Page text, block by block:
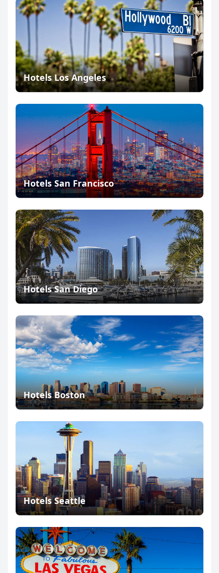
Hotels Los Angeles
Hotels San Francisco
Hotels San Diego
Hotels Boston
Hotels Seattle